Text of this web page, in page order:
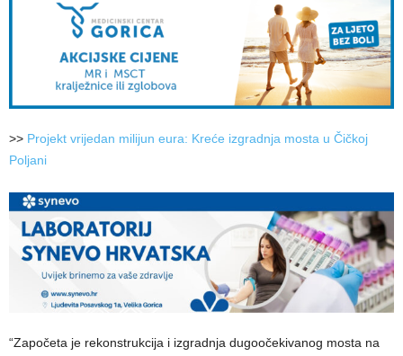
>> Projekt vrijedan milijun eura: Kreće izgradnja mosta u Čičkoj
Poljani
“Započeta je rekonstrukcija i izgradnja dugoočekivanog mosta na